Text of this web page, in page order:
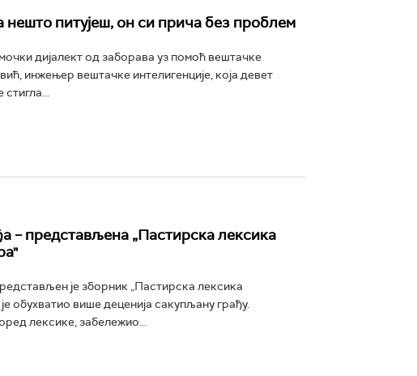
нешто питујеш, он си прича без проблем
дијалект од заборава уз помоћ вештачке
инжењер вештачке интелигенције, која девет
– представљена „Пастирска лексика
је зборник „Пастирска лексика
обухватио више деценија сакупљану грађу.
лексике, забележио...